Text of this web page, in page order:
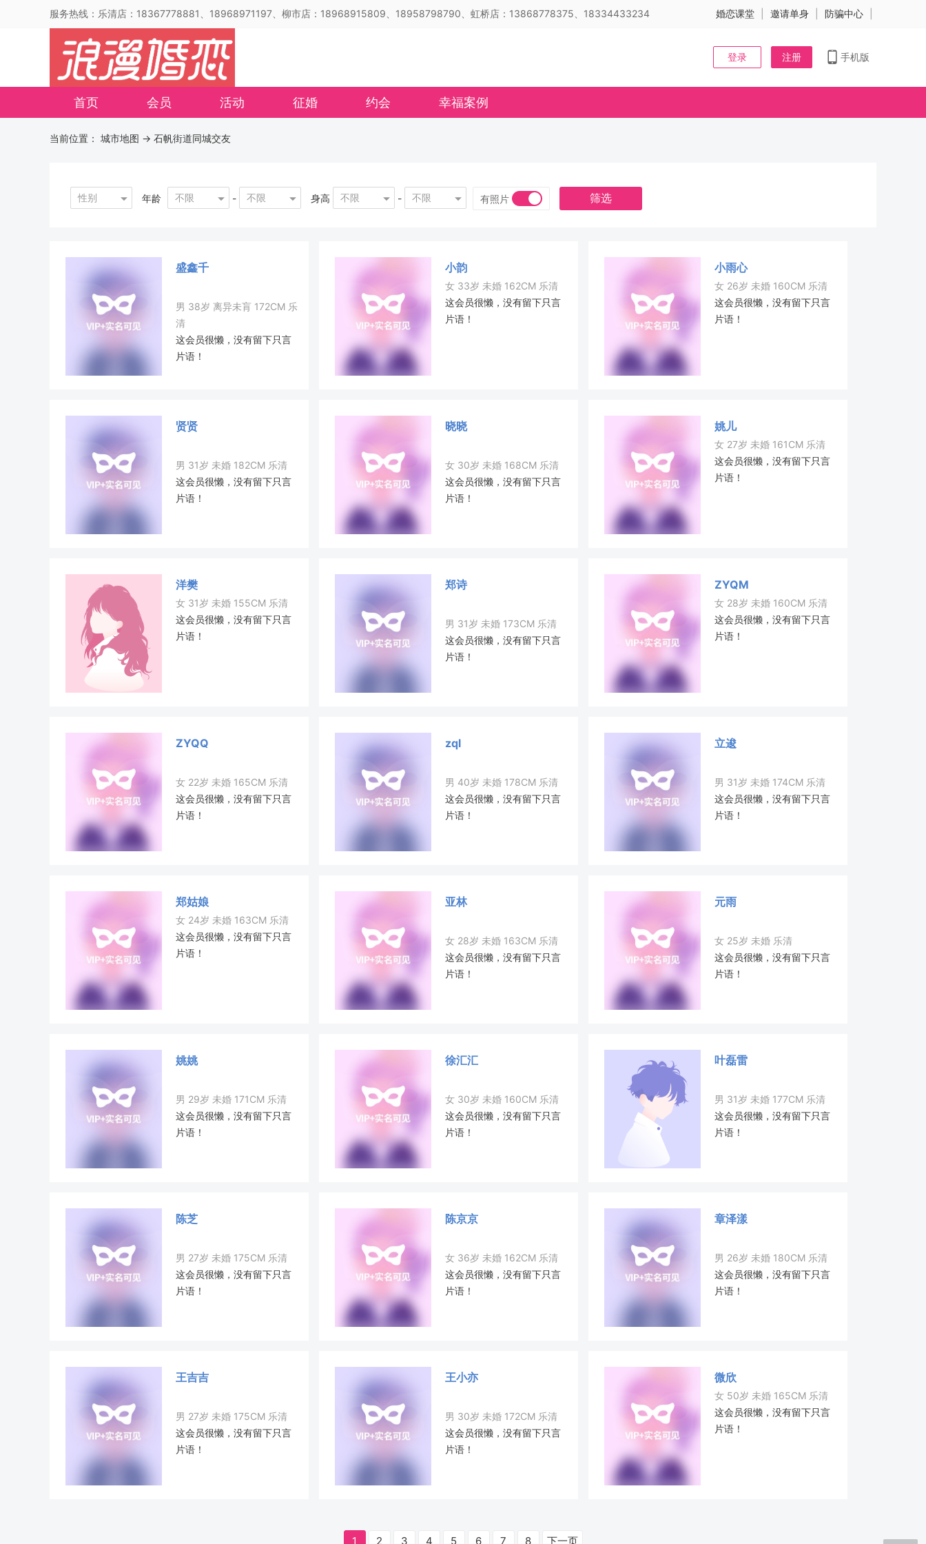
服务热线：乐清店：18367778881、18968971197、柳市店：18968915809、18958798790、虹桥店：13868778375、18334433234 婚恋课堂 邀请单身 防骗中心
登录 注册 手机版
首页 会员 活动 征婚 约会 幸福案例
当前位置： 城市地图 -> 石帆街道同城交友
性别 年龄 不限 - 不限 身高 不限 - 不限 有照片 筛选
盛鑫千
男 38岁 离异未肓 172CM 乐
清
这会员很懒，没有留下只言
片语！
小韵
女 33岁 未婚 162CM 乐清
这会员很懒，没有留下只言
片语！
小雨心
女 26岁 未婚 160CM 乐清
这会员很懒，没有留下只言
片语！
贤贤
男 31岁 未婚 182CM 乐清
这会员很懒，没有留下只言
片语！
晓晓
女 30岁 未婚 168CM 乐清
这会员很懒，没有留下只言
片语！
姚儿
女 27岁 未婚 161CM 乐清
这会员很懒，没有留下只言
片语！
洋樊
女 31岁 未婚 155CM 乐清
这会员很懒，没有留下只言
片语！
郑诗
男 31岁 未婚 173CM 乐清
这会员很懒，没有留下只言
片语！
ZYQM
女 28岁 未婚 160CM 乐清
这会员很懒，没有留下只言
片语！
ZYQQ
女 22岁 未婚 165CM 乐清
这会员很懒，没有留下只言
片语！
zql
男 40岁 未婚 178CM 乐清
这会员很懒，没有留下只言
片语！
立逡
男 31岁 未婚 174CM 乐清
这会员很懒，没有留下只言
片语！
郑姑娘
女 24岁 未婚 163CM 乐清
这会员很懒，没有留下只言
片语！
亚林
女 28岁 未婚 163CM 乐清
这会员很懒，没有留下只言
片语！
元雨
女 25岁 未婚 乐清
这会员很懒，没有留下只言
片语！
姚姚
男 29岁 未婚 171CM 乐清
这会员很懒，没有留下只言
片语！
徐汇汇
女 30岁 未婚 160CM 乐清
这会员很懒，没有留下只言
片语！
叶磊雷
男 31岁 未婚 177CM 乐清
这会员很懒，没有留下只言
片语！
陈芝
男 27岁 未婚 175CM 乐清
这会员很懒，没有留下只言
片语！
陈京京
女 36岁 未婚 162CM 乐清
这会员很懒，没有留下只言
片语！
章泽漾
男 26岁 未婚 180CM 乐清
这会员很懒，没有留下只言
片语！
王吉吉
男 27岁 未婚 175CM 乐清
这会员很懒，没有留下只言
片语！
王小亦
男 30岁 未婚 172CM 乐清
这会员很懒，没有留下只言
片语！
微欣
女 50岁 未婚 165CM 乐清
这会员很懒，没有留下只言
片语！
1 2 3 4 5 6 7 8 下一页